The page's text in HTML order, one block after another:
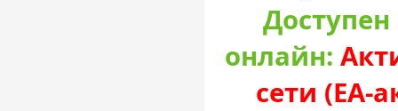
онлайн:
сети (EA-